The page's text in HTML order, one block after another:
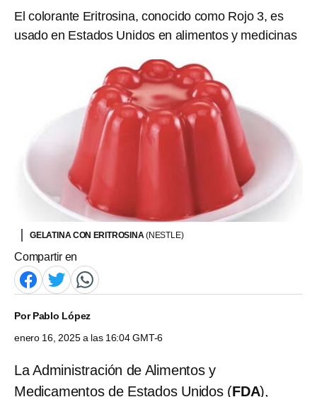
El colorante Eritrosina, conocido como Rojo 3, es
usado en Estados Unidos en alimentos y medicinas
GELATINA CON ERITROSINA(NESTLE)
Compartir en
PorPablo López
enero 16, 2025 a las 16:04 GMT-6
La Administración de Alimentos y
Medicamentos de Estados Unidos (FDA),